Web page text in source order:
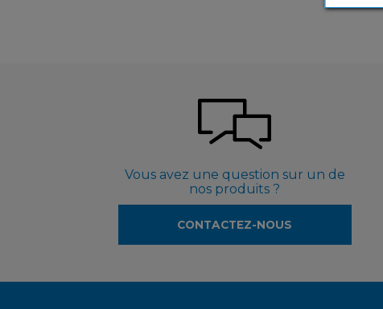
Vous avez une question sur un de
nos produits ?
CONTACTEZ-NOUS